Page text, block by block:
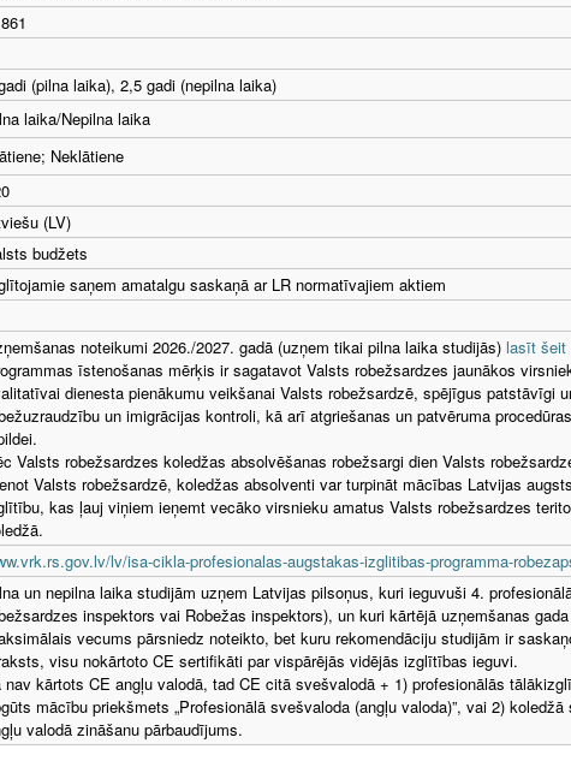
(pilna laika), 2,5 gadi (nepilna laika)
laika/Nepilna laika
Neklātiene
(LV)
budžets
saņem amatalgu saskaņā ar LR normatīvajiem aktiem
noteikumi 2026./2027. gadā (uzņem tikai pilna laika studijās) lasīt šeit
īstenošanas mērķis ir sagatavot Valsts robežsardzes jaunākos
dienesta pienākumu veikšanai Valsts robežsardzē, spējīgus patstāvīgi
un imigrācijas kontroli, kā arī atgriešanas un patvēruma
Valsts robežsardzes koledžas absolvēšanas robežsargi dien Valsts
Valsts robežsardzē, koledžas absolventi var turpināt mācības Latvijas
kas ļauj viņiem ieņemt vecāko virsnieku amatus Valsts robežsardzes
lv/isa-cikla-profesionalas-augstakas-izglitibas-programma-
un nepilna laika studijām uzņem Latvijas pilsoņus, kuri ieguvuši 4.
inspektors vai Robežas inspektors), un kuri kārtējā uzņemšanas
vecums pārsniedz noteikto, bet kuru rekomendāciju studijām ir
visu nokārtoto CE sertifikāti par vispārējās vidējās izglītības ieguvi.
nav kārtots CE angļu valodā, tad CE citā svešvalodā + 1) profesionālās
mācību priekšmets „Profesionālā svešvaloda (angļu valoda)”, vai 2)
valodā zināšanu pārbaudījums.